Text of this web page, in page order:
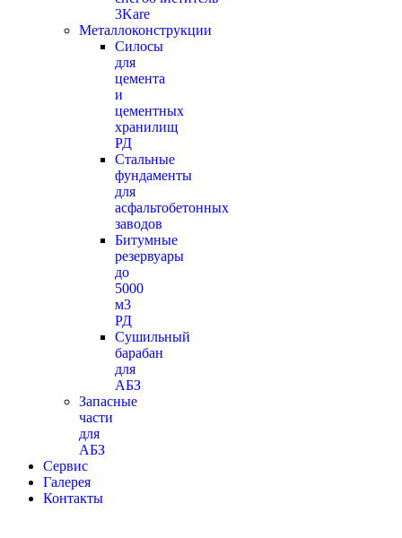
3Kare
Металлоконструкции
Силосы
для
цемента
и
цементных
хранилищ
РД
Стальные
фундаменты
для
асфальтобетонных
заводов
Битумные
резервуары
до
5000
м3
РД
Сушильный
барабан
для
АБЗ
Запасные
части
для
АБЗ
Сервис
Галерея
Контакты